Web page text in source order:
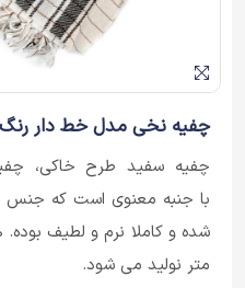
چفیه نخی مدل خط دار
چفیه سفید طرح خاکی،
با جنبه معنوی است که جنس
شده و کاملا نرم و لطیف بوده.
متر نولید می شود.